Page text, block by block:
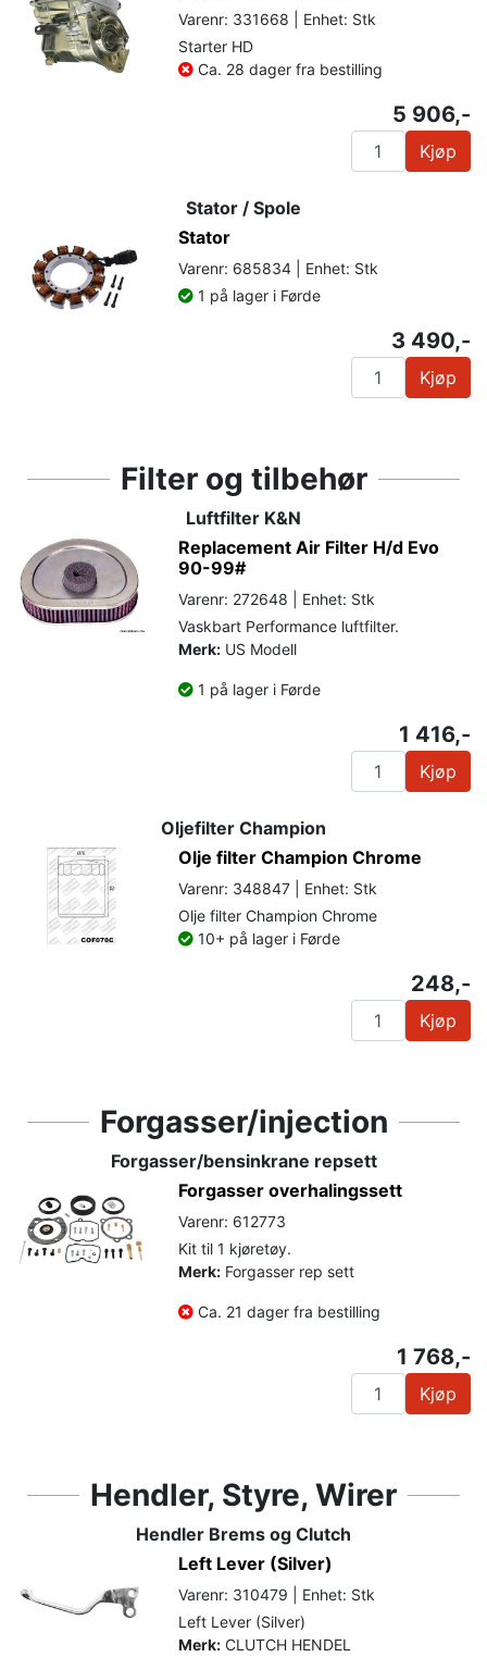
Varenr: 331668 | Enhet: Stk
Starter HD
Ca. 28 dager fra bestilling
5 906,-
Kjøp
Stator / Spole
Stator
Varenr: 685834 | Enhet: Stk
1 på lager i Førde
3 490,-
Kjøp
Filter og tilbehør
Luftfilter K&N
Replacement Air Filter H/d Evo
90-99#
Varenr: 272648 | Enhet: Stk
Vaskbart Performance luftfilter.
Merk: US Modell
1 på lager i Førde
1 416,-
Kjøp
Oljefilter Champion
Olje filter Champion Chrome
Varenr: 348847 | Enhet: Stk
Olje filter Champion Chrome
10+ på lager i Førde
248,-
Kjøp
Forgasser/injection
Forgasser/bensinkrane repsett
Forgasser overhalingssett
Varenr: 612773
Kit til 1 kjøretøy.
Merk: Forgasser rep sett
Ca. 21 dager fra bestilling
1 768,-
Kjøp
Hendler, Styre, Wirer
Hendler Brems og Clutch
Left Lever (Silver)
Varenr: 310479 | Enhet: Stk
Left Lever (Silver)
Merk: CLUTCH HENDEL